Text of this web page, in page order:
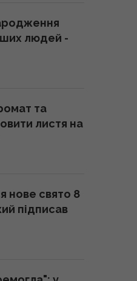
вчені
людей -
та
листя на
нове свято 8
підписав